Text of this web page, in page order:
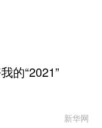
的“2021”
新华网